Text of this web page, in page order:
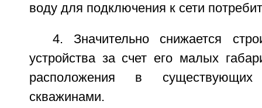
воду для подключения к сети
4. Значительно снижается
устройства за счет его малых
расположения в
скважинами.